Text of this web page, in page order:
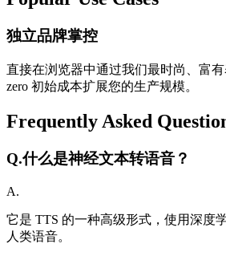
独立品牌掌控
直接在浏览器中通过我们最时尚、富
zero 初始成本扩展您的生产规模。
Frequently Asked
Q.什么是神经文本转语音？
A.
它是 TTS 的一种高级形式，使用深度
人类语音。